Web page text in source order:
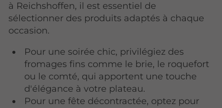
à Reichshoffen, il est essentiel de
sélectionner des produits adaptés à chaque
occasion.
Pour une soirée chic, privilégiez des
fromages fins comme le brie, le roquefort
ou le comté, qui apportent une touche
d'élégance à votre plateau.
Pour une fête décontractée, optez pour